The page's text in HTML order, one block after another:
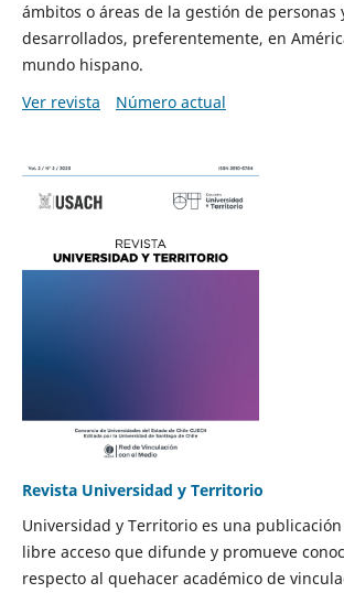
ámbitos o áreas de la gestión de personas
desarrollados, preferentemente, en
mundo hispano.
Ver revista
Número actual
Revista Universidad y Territorio
Universidad y Territorio es una
libre acceso que difunde y promueve
respecto al quehacer académico de